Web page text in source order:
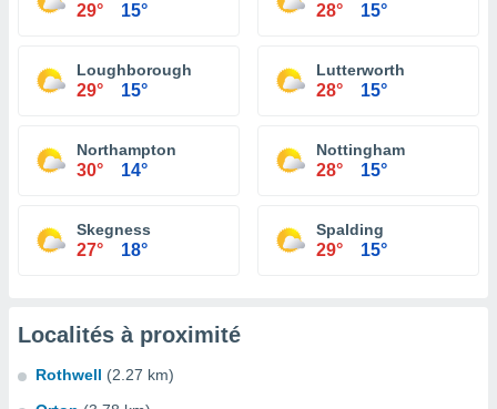
29° 15° 28° 15°
Loughborough
29° 15°
Lutterworth
28° 15°
Northampton
30° 14°
Nottingham
28° 15°
Skegness
27° 18°
Spalding
29° 15°
Localités à proximité
Rothwell (2.27 km)